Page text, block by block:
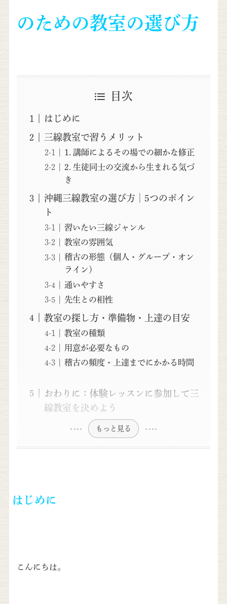
のための教室の選び方
目次
はじめに
三線教室で習うメリット
1. 講師によるその場での細かな修正
2. 生徒同士の交流から生まれる気づ
き
沖縄三線教室の選び方│5つのポイン
ト
習いたい三線ジャンル
教室の雰囲気
稽古の形態（個人・グループ・オン
ライン）
通いやすさ
先生との相性
教室の探し方・準備物・上達の目安
教室の種類
用意が必要なもの
稽古の頻度・上達までにかかる時間
おわりに：体験レッスンに参加して三
線教室を決めよう
もっと見る
はじめに
こんにちは。